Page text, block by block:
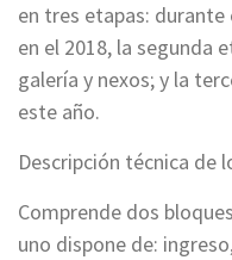
en tres etapas:
en el 2018, la segunda
galería y nexos; y la
este año.
Descripción técnica de
Comprende dos
uno dispone de: